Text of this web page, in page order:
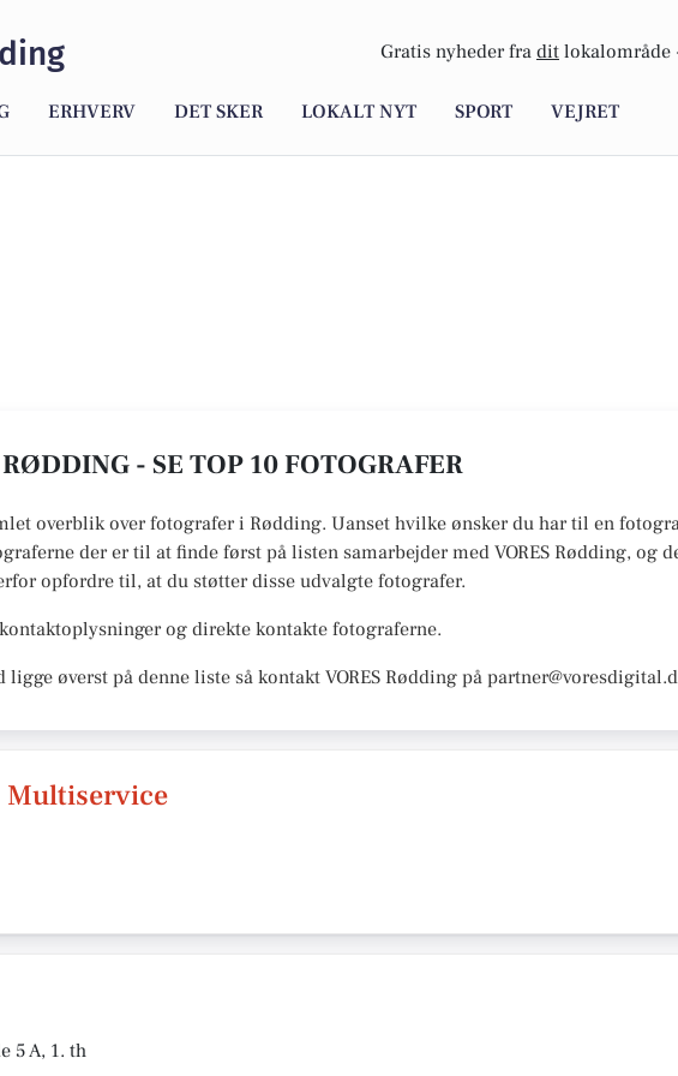
Gratis nyheder fra dit lokalområde
ERHVERV DET SKER LOKALT NYT SPORT VEJRET
- SE TOP 10 FOTOGRAFER
overblik over fotografer i Rødding. Uanset hvilke ønsker du har til en
der er til at finde først på listen samarbejder med VORES Rødding, og
opfordre til, at du støtter disse udvalgte fotografer.
og direkte kontakte fotograferne.
ligge øverst på denne liste så kontakt VORES Rødding på
5 A, 1. th